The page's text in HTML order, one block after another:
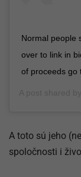
Normal people
over to link in
of proceeds go
A toto sú jeho
spoločnosti i